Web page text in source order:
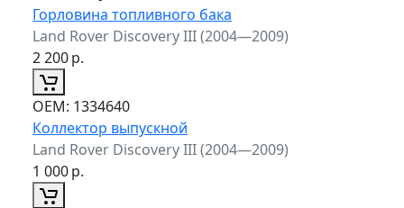
Горловина топливного бака
Land Rover Discovery III (2004—2009)
2 200р.
ОЕМ: 1334640
Коллектор выпускной
Land Rover Discovery III (2004—2009)
1 000р.